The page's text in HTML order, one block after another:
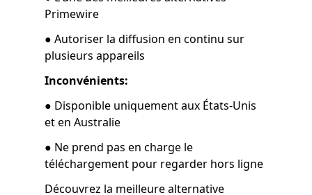
Primewire
● Autoriser la diffusion en continu sur
plusieurs appareils
Inconvénients:
● Disponible uniquement aux États-Unis
et en Australie
● Ne prend pas en charge le
téléchargement pour regarder hors ligne
Découvrez la meilleure alternative